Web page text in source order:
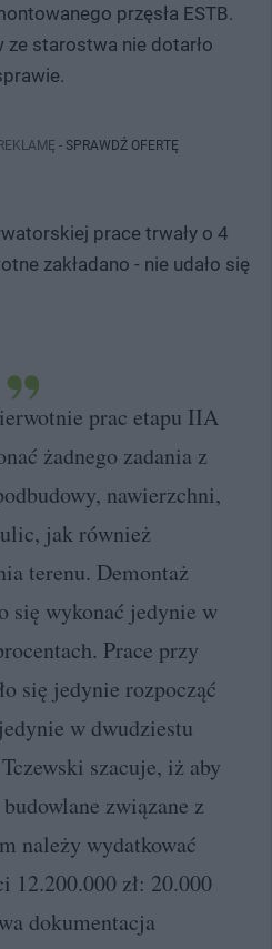
przęsła ESTB.
starostwa nie dotarło
- SPRAWDŹ OFERTĘ
prace trwały o 4
zakładano - nie udało się
prac etapu IIA
żadnego zadania z
nawierzchni,
jak również
terenu. Demontaż
się wykonać jedynie w
Prace przy
się jedynie rozpocząć
w dwudziestu
szacuje, iż aby
związane z
należy wydatkować
12.200.000 zł: 20.000
dokumentacja